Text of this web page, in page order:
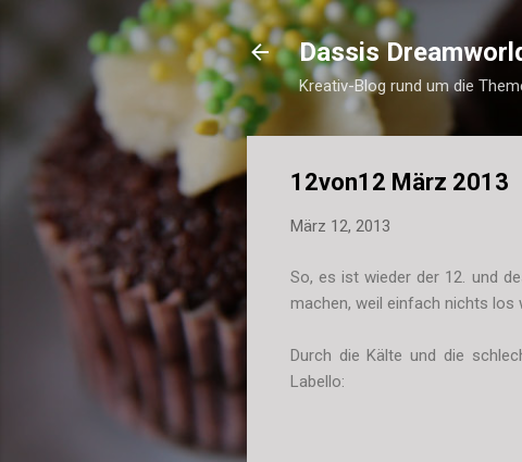
Dassis
Kreativ-Blog rund um die
12von12 März 2013
März 12, 2013
So, es ist wieder der 12. und
machen, weil einfach nichts los
Durch die Kälte und die
Labello: